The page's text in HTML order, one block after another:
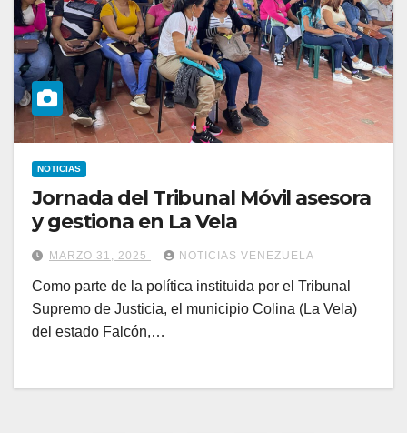
NOTICIAS
Jornada del Tribunal Móvil asesora
y gestiona en La Vela
MARZO 31, 2025 NOTICIAS VENEZUELA
Como parte de la política instituida por el Tribunal
Supremo de Justicia, el municipio Colina (La Vela)
del estado Falcón,…